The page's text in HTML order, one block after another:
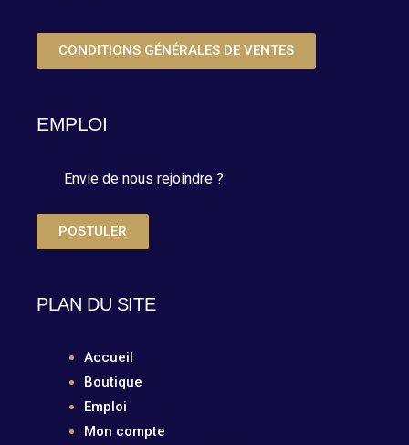
CONDITIONS GÉNÉRALES DE VENTES
EMPLOI
Envie de nous rejoindre ?
POSTULER
PLAN DU SITE
Accueil
Boutique
Emploi
Mon compte